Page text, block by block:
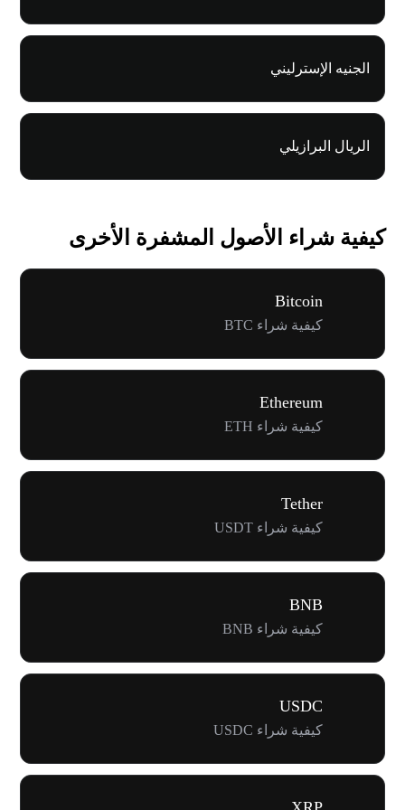
الجنيه الإسترليني
الريال البرازيلي
كيفية شراء الأصول المشفرة الأخرى
Bitcoin
كيفية شراء BTC
Ethereum
كيفية شراء ETH
Tether
كيفية شراء USDT
BNB
كيفية شراء BNB
USDC
كيفية شراء USDC